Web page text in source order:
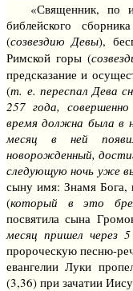
«Священник, по
библейского
(созвездию Девы),
Римской горы (
предсказание и
(т. е. переспал Дева
257 года,
время должна была в
месяц в ней
новорожденный,
следующую ночь уже
сыну имя: Знамя Бога,
(который в это
посвятила сына
месяц пришел через
пророческую песню-
евангелии Луки
(3,36) при зачатии